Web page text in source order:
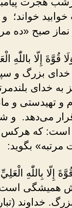
خواند؛ و
صبح «ده
إِلّا باللّٰهِ
خداى بزرگ و
خداى
و تهیدستی و
می‌دهد. و
است: که هرکس
بگوید:
إِلّا بِاللّٰهِ
همیشگى
خداوند